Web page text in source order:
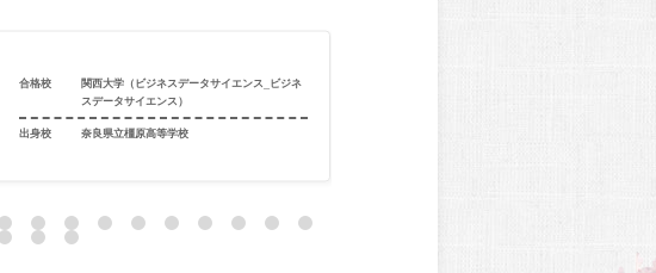
合格校
関西大学（ビジネスデータサイエンス_ビジネ
スデータサイエンス）
出身校 奈良県立橿原高等学校